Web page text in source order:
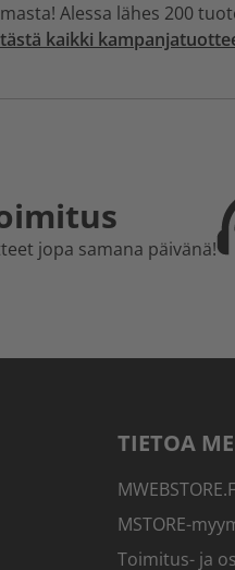
Alessa lähes 200
kaikki
jopa samana päivänä!
TIETOA
MSTORE-
Toimitus- ja